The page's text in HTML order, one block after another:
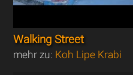
Walking Street
mehr zu: Koh Lipe Krabi